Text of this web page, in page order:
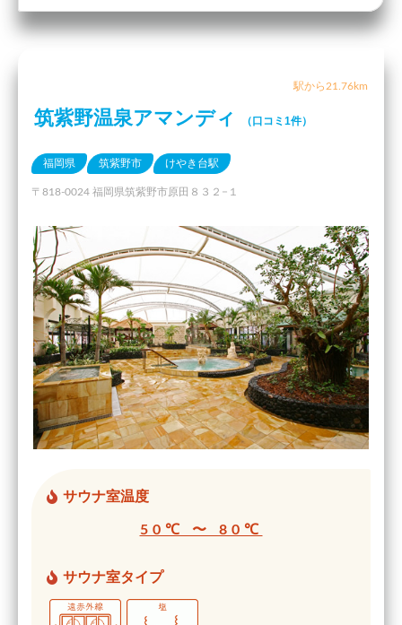
駅から21.76km
筑紫野温泉アマンディ （口コミ1件）
福岡県 筑紫野市 けやき台駅
〒818-0024 福岡県筑紫野市原田８３２−１
サウナ室温度
50℃ 〜 80℃
サウナ室タイプ